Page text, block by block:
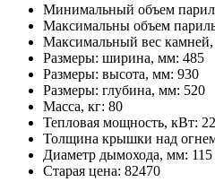
Минимальный объем
Максимальны объем
Максимальный вес камней,
Размеры: ширина, мм: 485
Размеры: высота, мм: 930
Размеры: глубина, мм: 520
Масса, кг: 80
Тепловая мощность, кВт: 22
Толщина крышки над
Диаметр дымохода, мм: 115
Старая цена: 82470